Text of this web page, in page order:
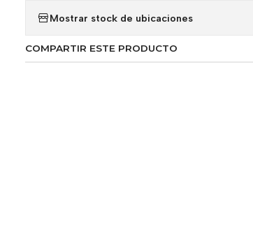
Mostrar stock de ubicaciones
COMPARTIR ESTE PRODUCTO